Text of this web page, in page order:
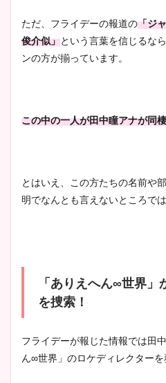
ただ、フライデーの報道の「ジ
俊介似」という言葉を信じるな
ンの方が揃っています。
この中の一人が田中瞳アナが同
とはいえ、この方たちの名前や
明でなんとも言えないところで
「ありえへん∞世界
を捜索！
フライデーが報じた情報では田
ん∞世界」のロケディレクターを